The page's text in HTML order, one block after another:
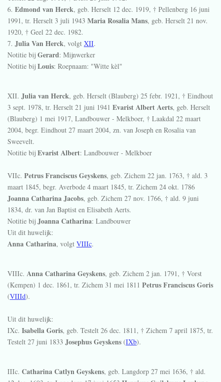
6. Edmond van Herck, geb. Herselt 12 dec. 1919, † Pellenberg 16 juni
1991, tr. Herselt 3 juli 1943 Maria Rosalia Mans, geb. Herselt 21 nov.
1920, † Geel 22 dec. 1982.
7. Julia Van Herck, volgt XII.
Notitie bij Gerard: Mijnwerker
Notitie bij Louis: Roepnaam: "Witte kèl"
XII. Julia van Herck, geb. Herselt (Blauberg) 25 febr. 1921, † Eindhout
3 sept. 1978, tr. Herselt 21 juni 1941 Evarist Albert Aerts, geb. Herselt
(Blauberg) 1 mei 1917, Landbouwer - Melkboer, † Laakdal 22 maart
2004, begr. Eindhout 27 maart 2004, zn. van Joseph en Rosalia van
Sweevelt.
Notitie bij Evarist Albert: Landbouwer - Melkboer
VIIc. Petrus Franciscus Geyskens, geb. Zichem 22 jan. 1763, † ald. 3
maart 1845, begr. Averbode 4 maart 1845, tr. Zichem 24 okt. 1786
Joanna Catharina Jacobs, geb. Zichem 27 nov. 1766, † ald. 9 juni
1834, dr. van Jan Baptist en Elisabeth Aerts.
Notitie bij Joanna Catharina: Landbouwer
Uit dit huwelijk:
Anna Catharina, volgt VIIIc.
VIIIc. Anna Catharina Geyskens, geb. Zichem 2 jan. 1791, † Vorst
(Kempen) 1 dec. 1861, tr. Zichem 31 mei 1811 Petrus Franciscus Goris
(VIIId).
Uit dit huwelijk:
IXc. Isabella Goris, geb. Testelt 26 dec. 1811, † Zichem 7 april 1875, tr.
Testelt 27 juni 1833 Josephus Geyskens (IXb).
IIIc. Catharina Catlyn Geyskens, geb. Langdorp 27 mei 1636, † ald.